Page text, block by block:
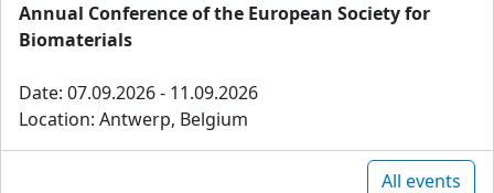
Annual Conference of the European Society for
Biomaterials
Date: 07.09.2026 - 11.09.2026
Location: Antwerp, Belgium
All events